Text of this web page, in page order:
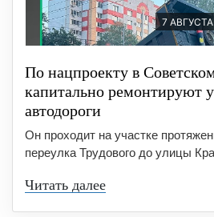
7 АВГУСТА
По нацпроекту в
капитально ремонтируют
автодороги
Он проходит на участке
переулка Трудового до улицы
Читать далее